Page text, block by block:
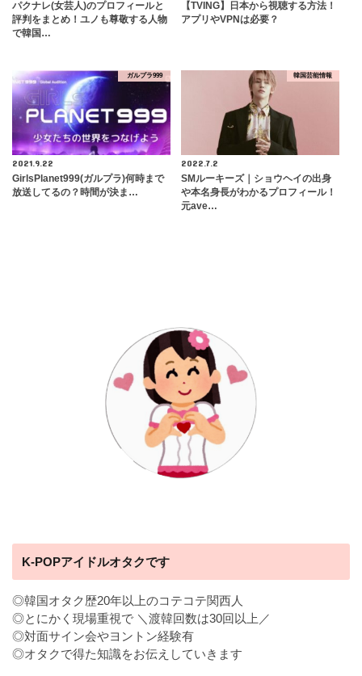
パクナレ(女芸人)のプロフィールと
評判をまとめ！ユノも尊敬する人物
で韓国…
【TVING】日本から視聴する方法！
アプリやVPNは必要？
ガルプラ999
2021.9.22
GirlsPlanet999(ガルプラ)何時まで
放送してるの？時間が決ま…
韓国芸能情報
2022.7.2
SMルーキーズ｜ショウヘイの出身
や本名身長がわかるプロフィール！
元ave…
K-POPアイドルオタクです
◎韓国オタク歴20年以上のコテコテ関西人
◎とにかく現場重視で ＼渡韓回数は30回以上／
◎対面サイン会やヨントン経験有
◎オタクで得た知識をお伝えしていきます